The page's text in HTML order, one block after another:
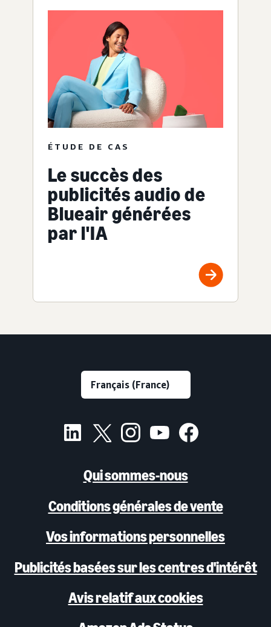
ÉTUDE DE CAS
Le succès des
publicités audio de
Blueair générées
par l'IA
Qui sommes-nous
Conditions générales de vente
Vos informations personnelles
Publicités basées sur les centres d'intérêt
Avis relatif aux cookies